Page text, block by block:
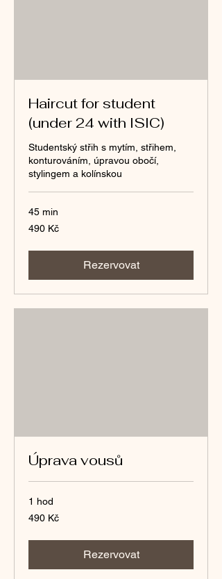
Haircut for student
(under 24 with ISIC)
Studentský střih s mytím, střihem,
konturováním, úpravou obočí,
stylingem a kolínskou
45 min
490
českých
490 Kč
Rezervovat
Úprava vousů
1 hod
490
českých
490 Kč
Rezervovat